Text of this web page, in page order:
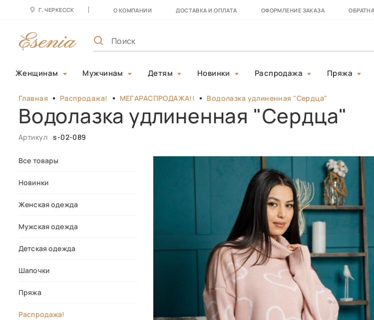
Г. ЧЕРКЕССК О КОМПАНИИ ДОСТАВКА И ОПЛАТА ОФОРМЛЕНИЕ ЗАКАЗА
Женщинам Мужчинам Детям Новинки Распродажа Пряжа
Главная Распродажа! МЕГАРАСПРОДАЖА!! Водолазка удлиненная "Сердца"
Водолазка удлиненная "Сердца"
Артикул s-02-089
Все товары
Новинки
Женская одежда
Мужская одежда
Детская одежда
Шапочки
Пряжа
Распродажа!